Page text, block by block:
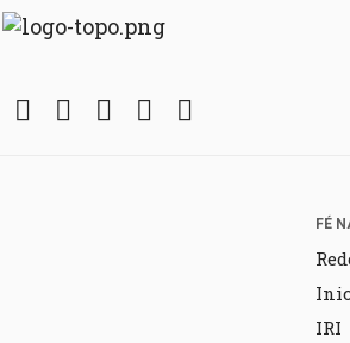
Facebook
TwitterInstagramYouTube
Fickr
FÉ
IRI